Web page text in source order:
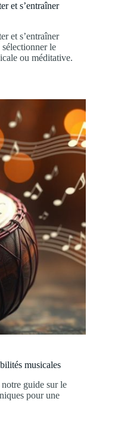
et s’entraîner
et s’entraîner
le
ou méditative.
musicales
guide sur le
pour une